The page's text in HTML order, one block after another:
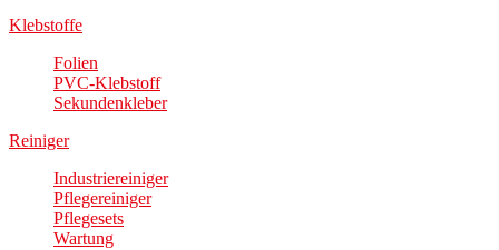
Klebstoffe
Folien
PVC-Klebstoff
Sekundenkleber
Reiniger
Industriereiniger
Pflegereiniger
Pflegesets
Wartung